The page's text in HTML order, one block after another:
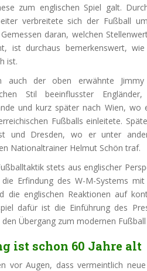
zum englischen Spiel galt.
verbreitete sich der Fußball
daran, welchen
ist durchaus bemerkenswert,
ist.
auch der oben erwähnte
Stil beeinflusster
und kurz später nach Wien, wo
Fußballs einleitete.
und Dresden, wo er unter
Nationaltrainer Helmut Schön traf.
stets aus englischer
die Erfindung des W-M-Systems
die englischen Reaktionen auf
dafür ist die Einführung des
Übergang zum modernen
ist schon 60 Jahre alt
vor Augen, dass vermeintlich